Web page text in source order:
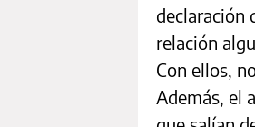
declaración
relación
Con ellos,
Además, el